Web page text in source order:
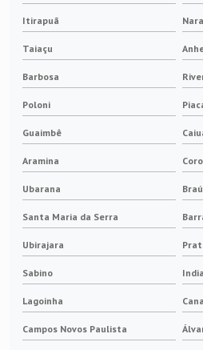
Itirapuã
Taiaçu
Barbosa
Poloni
Guaimbê
Aramina
Ubarana
Santa Maria da Serra
Ubirajara
Sabino
Lagoinha
Campos Novos Paulista